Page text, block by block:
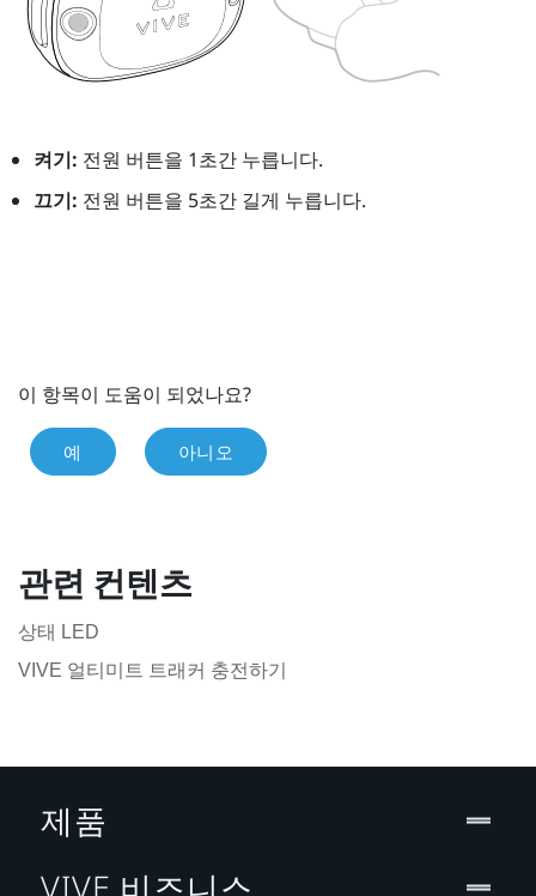
켜기: 전원 버튼을 1초간 누릅니다.
끄기: 전원 버튼을 5초간 길게 누릅니다.
이 항목이 도움이 되었나요?
예 아니오
관련 컨텐츠
상태 LED
VIVE 얼티미트 트래커 충전하기
제품